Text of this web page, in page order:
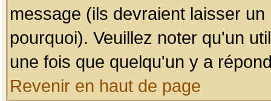
message (ils devraient laisser
pourquoi). Veuillez noter qu'un
une fois que quelqu'un y a
Revenir en haut de page